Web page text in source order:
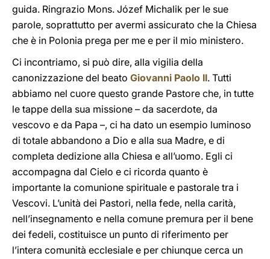
guida. Ringrazio Mons. Józef Michalik per le sue
parole, soprattutto per avermi assicurato che la Chiesa
che è in Polonia prega per me e per il mio ministero.
Ci incontriamo, si può dire, alla vigilia della
canonizzazione del beato Giovanni Paolo II. Tutti
abbiamo nel cuore questo grande Pastore che, in tutte
le tappe della sua missione – da sacerdote, da
vescovo e da Papa –, ci ha dato un esempio luminoso
di totale abbandono a Dio e alla sua Madre, e di
completa dedizione alla Chiesa e all’uomo. Egli ci
accompagna dal Cielo e ci ricorda quanto è
importante la comunione spirituale e pastorale tra i
Vescovi. L’unità dei Pastori, nella fede, nella carità,
nell’insegnamento e nella comune premura per il bene
dei fedeli, costituisce un punto di riferimento per
l’intera comunità ecclesiale e per chiunque cerca un